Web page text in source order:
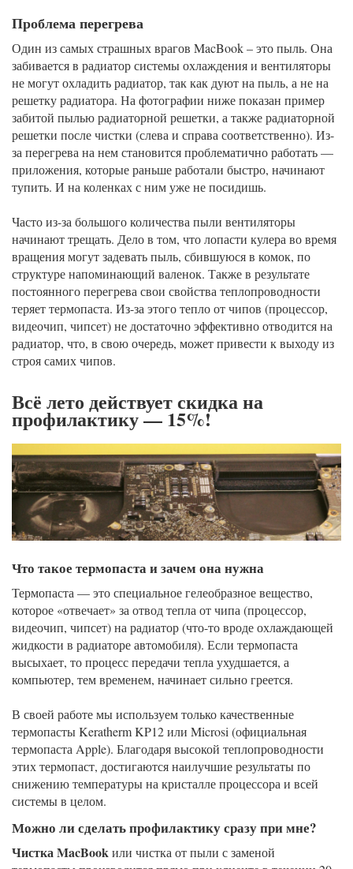
Проблема перегрева
Один из самых страшных врагов MacBook – это пыль. Она
забивается в радиатор системы охлаждения и вентиляторы
не могут охладить радиатор, так как дуют на пыль, а не на
решетку радиатора. На фотографии ниже показан пример
забитой пылью радиаторной решетки, а также радиаторной
решетки после чистки (слева и справа соответственно). Из-
за перегрева на нем становится проблематично работать —
приложения, которые раньше работали быстро, начинают
тупить. И на коленках с ним уже не посидишь.
Часто из-за большого количества пыли вентиляторы
начинают трещать. Дело в том, что лопасти кулера во время
вращения могут задевать пыль, сбившуюся в комок, по
структуре напоминающий валенок. Также в результате
постоянного перегрева свои свойства теплопроводности
теряет термопаста. Из-за этого тепло от чипов (процессор,
видеочип, чипсет) не достаточно эффективно отводится на
радиатор, что, в свою очередь, может привести к выходу из
строя самих чипов.
Всё лето действует скидка на
профилактику — 15%!
Что такое термопаста и зачем она нужна
Термопаста — это специальное гелеобразное вещество,
которое «отвечает» за отвод тепла от чипа (процессор,
видеочип, чипсет) на радиатор (что-то вроде охлаждающей
жидкости в радиаторе автомобиля). Если термопаста
высыхает, то процесс передачи тепла ухудшается, а
компьютер, тем временем, начинает сильно греется.
В своей работе мы используем только качественные
термопасты Keratherm KP12 или Microsi (официальная
термопаста Apple). Благодаря высокой теплопроводности
этих термопаст, достигаются наилучшие результаты по
снижению температуры на кристалле процессора и всей
системы в целом.
Можно ли сделать профилактику сразу при мне?
Чистка MacBookили чистка от пыли с заменой